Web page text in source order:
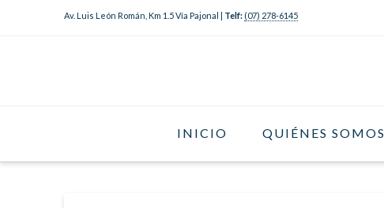
Av. Luis León Román, Km 1.5 Vía Pajonal | Telf: (07) 278-6145
INICIO QUIÉNES SOMOS